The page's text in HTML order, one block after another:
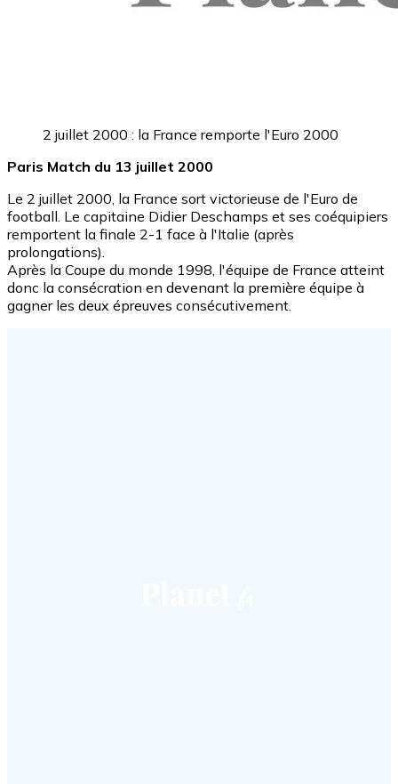
2 juillet 2000 : la France remporte l'Euro 2000
Paris Match du 13 juillet 2000
Le 2 juillet 2000, la France sort victorieuse de l'Euro de
football. Le capitaine Didier Deschamps et ses coéquipiers
remportent la finale 2-1 face à l'Italie (après
prolongations).
Après la Coupe du monde 1998, l'équipe de France atteint
donc la consécration en devenant la première équipe à
gagner les deux épreuves consécutivement.